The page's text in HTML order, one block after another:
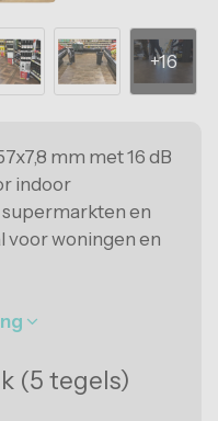
mm met 16 dB
indoor
supermarkten en
voor woningen en
(5 tegels)